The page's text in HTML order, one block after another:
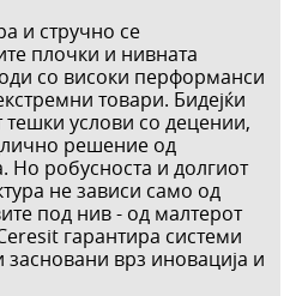
и стручно се
плочки и нивната
со високи перформанси
товари. Бидејќи
услови со децении,
решение од
Но робусноста и долгиот
не зависи само од
под нив - од малтерот
гарантира системи
врз иновација и